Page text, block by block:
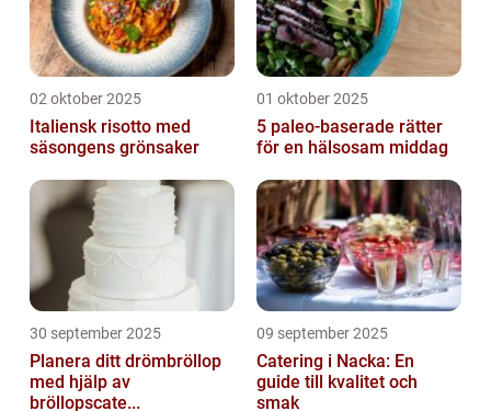
02 oktober 2025
Italiensk risotto med
säsongens grönsaker
01 oktober 2025
5 paleo-baserade rätter
för en hälsosam middag
30 september 2025
Planera ditt drömbröllop
med hjälp av
bröllopscate...
09 september 2025
Catering i Nacka: En
guide till kvalitet och
smak